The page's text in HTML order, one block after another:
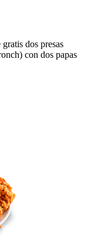
dos presas
con dos papas